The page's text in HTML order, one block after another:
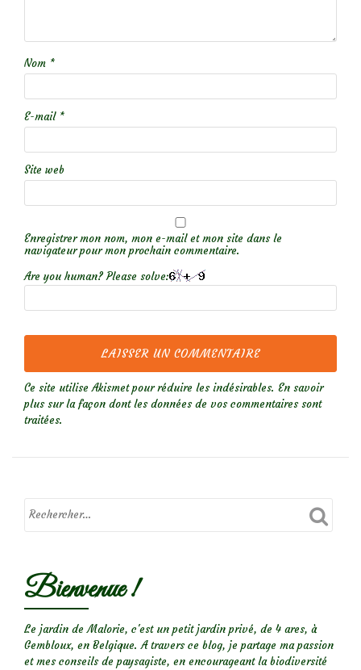
Nom *
E-mail *
Site web
Enregistrer mon nom, mon e-mail et mon site dans le
navigateur pour mon prochain commentaire.
Are you human? Please solve:
Ce site utilise Akismet pour réduire les indésirables. En savoir
plus sur la façon dont les données de vos commentaires sont
traitées.
Bienvenue !
Le jardin de Malorie, c'est un petit jardin privé, de 4 ares, à
Gembloux, en Belgique. A travers ce blog, je partage ma passion
et mes conseils de paysagiste, en encourageant la biodiversité